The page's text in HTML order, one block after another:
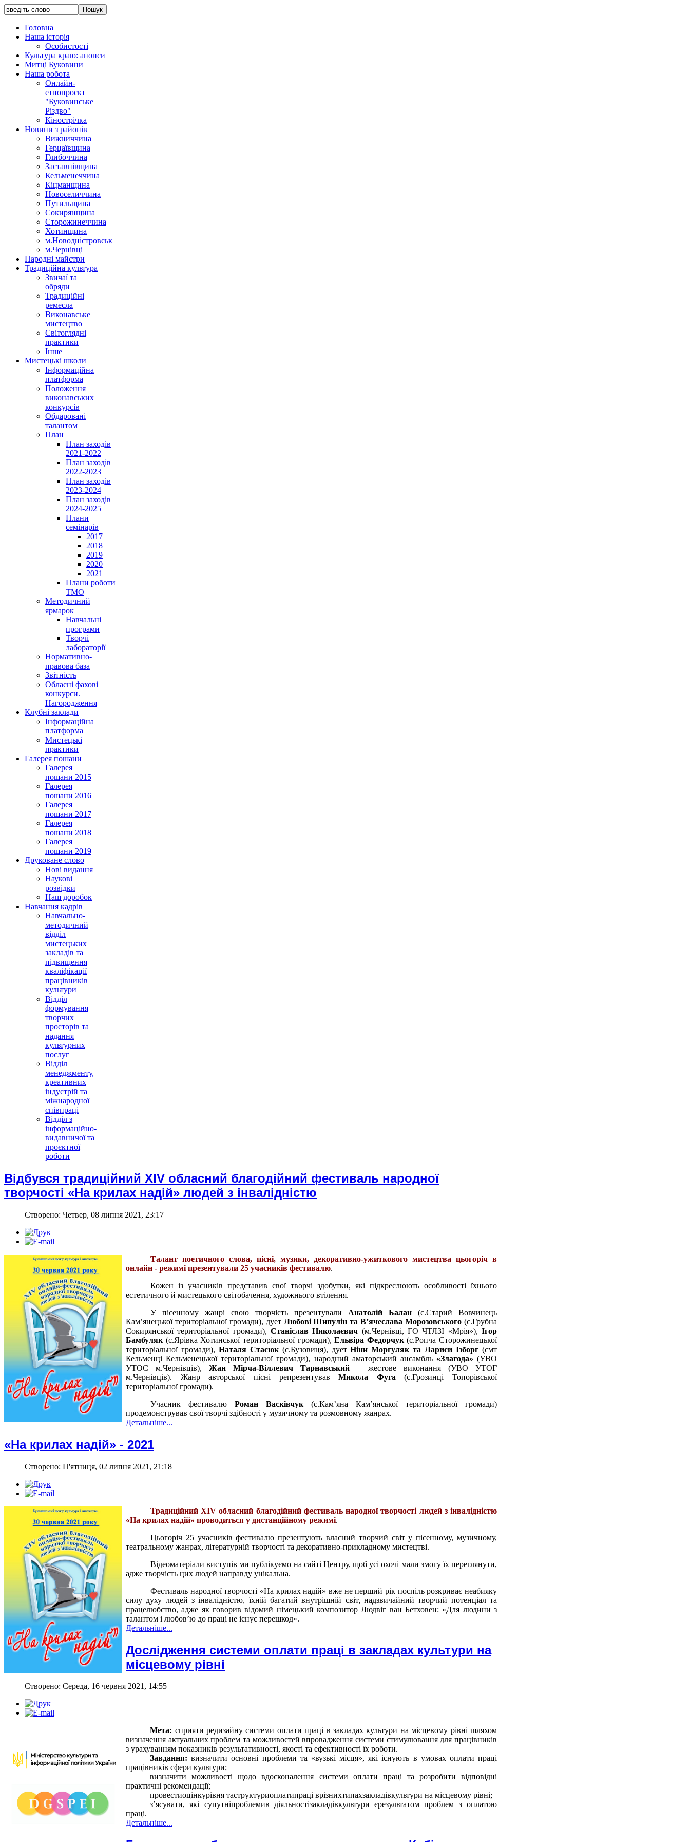
Головна
Наша історія
Особистості
Культура краю: анонси
Митці Буковини
Наша робота
Онлайн-
етнопроєкт
"Буковинське
Різдво"
Кінострічка
Новини з районів
Вижниччина
Герцаївщина
Глибоччина
Заставнівщина
Кельменеччина
Кіцманщина
Новоселиччина
Путильщина
Сокирянщина
Сторожинеччина
Хотинщина
м.Новодністровськ
м.Чернівці
Народні майстри
Традиційна культура
Звичаї та
обряди
Традиційні
ремесла
Виконавське
мистецтво
Світоглядні
практики
Інше
Мистецькі школи
Інформаційна
платформа
Положення
виконавських
конкурсів
Обдаровані
талантом
План
План заходів
2021-2022
План заходів
2022-2023
План заходів
2023-2024
План заходів
2024-2025
Плани
семінарів
2017
2018
2019
2020
2021
Плани роботи
ТМО
Методичний
ярмарок
Навчальні
програми
Творчі
лабораторії
Нормативно-
правова база
Звітність
Обласні фахові
конкурси.
Нагородження
Клубні заклади
Інформаційна
платформа
Мистецькі
практики
Галерея пошани
Галерея
пошани 2015
Галерея
пошани 2016
Галерея
пошани 2017
Галерея
пошани 2018
Галерея
пошани 2019
Друковане слово
Нові видання
Наукові
розвідки
Наш доробок
Навчання кадрів
Навчально-
методичний
відділ
мистецьких
закладів та
підвищення
кваліфікації
працівників
культури
Відділ
формування
творчих
просторів та
надання
культурних
послуг
Відділ
менеджменту,
креативних
індустрій та
міжнародної
співпраці
Відділ з
інформаційно-
видавничої та
проєктної
роботи
Відбувся традиційний XIV обласний благодійний фестиваль народної
творчості «На крилах надій» людей з інвалідністю
Створено: Четвер, 08 липня 2021, 23:17
Талант поетичного слова, пісні, музики, декоративно-ужиткового мистецтва цьогоріч в
онлайн - режимі презентували 25 учасників фестивалю.
Кожен із учасників представив своїтворчі здобутки, які підкреслюють особливості їхнього
естетичного й мистецького світобачення, художнього втілення.
У пісенному жанрі свою творчість презентували Анатолій Балан (с.Старий Вовчинець
Кам’янецької територіальної громади), дует Любові Шипулін та В’ячеслава Морозовського (с.Грубна
Сокирянської територіальної громади), Станіслав Николаєвич (м.Чернівці, ГО ЧТЛЗІ «Мрія»),Ігор
Бамбуляк (с.Ярівка Хотинської територіальної громади),Ельвіра Федорчук(с.Ропча Сторожинецької
територіальної громади), Наталя Стасюк (с.Бузовиця), дуетНіни Моргуляк та Лариси Ізборг (смт
Кельменці Кельменецької територіальної громади), народний аматорський ансамбль «Злагода» (УВО
УТОС м.Чернівців), Жан Мірча-Віллевич Тарнавський – жестове виконання (УВО УТОГ
м.Чернівців). Жанр авторської пісні репрезентувавМикола Фуга (с.Грозинці Топорівської
територіальної громади).
Учасник фестивалю Роман Васківчук (с.Кам’яна Кам’янської територіальної громади)
продемонстрував свої творчі здібності у музичному та розмовному жанрах.
Детальніше...
«На крилах надій» - 2021
Створено: П'ятниця, 02 липня 2021, 21:18
ТрадиційнийXIV обласний благодійний фестиваль народної творчості людей з інвалідністю
«На крилах надій» проводиться у дистанційному режимі.
Цьогоріч 25 учасників фестивалю презентують власний творчий світ у пісенному, музичному,
театральному жанрах, літературній творчості та декоративно-прикладному мистецтві.
Відеоматеріали виступів ми публікуємо на сайті Центру, щоб усі охочі мали змогу їх переглянути,
адже творчість цих людей направду унікальна.
Фестиваль народної творчості «На крилах надій» вже не перший рік поспіль розкриває неабияку
силу духу людей з інвалідністю, їхній багатий внутрішній світ, надзвичайний творчий потенціал та
працелюбство, адже як говорив відомий німецький композитор Людвіг ван Бетховен: «Для людини з
талантом і любов’ю до праці не існує перешкод».
Детальніше...
Дослідження системи оплати праці в закладах культури на
місцевому рівні
Створено: Середа, 16 червня 2021, 14:55
Мета: сприяти редизайну системи оплати праці в закладах культури на місцевому рівні шляхом
визначення актуальних проблем та можливостей впровадження системи стимулювання для працівників
з урахуванням показників результативності, якості та ефективності їх роботи.
Завдання: визначити основні проблеми та «вузькі місця», які існують в умовах оплати праці
працівників сфери культури;
визначити можливості щодо вдосконалення системи оплати праці та розробити відповідні
практичні рекомендації;
провестиоцінкурівня таструктуриоплатипраці врізнихтипахзакладівкультури на місцевому рівні;
з’ясувати, які супутніпроблемив діяльностізакладівкультури єрезультатом проблем з оплатою
праці.
Детальніше...